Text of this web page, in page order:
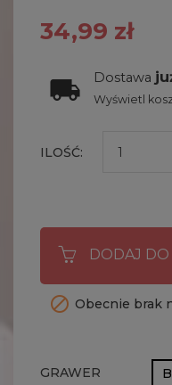
34,99 zł
Dostawa
Wyświetl
ILOŚĆ:
DODAJ
 Obecnie brak
GRAWER